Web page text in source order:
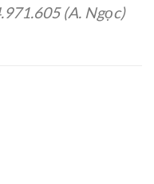
(A. Ngọc)